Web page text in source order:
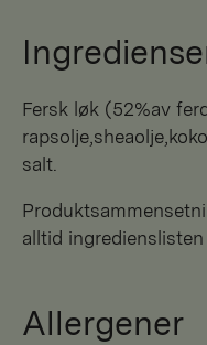
Fersk løk (52%av ferdigvare), vegetabilske oljer (
salt.
alltid
Allergener